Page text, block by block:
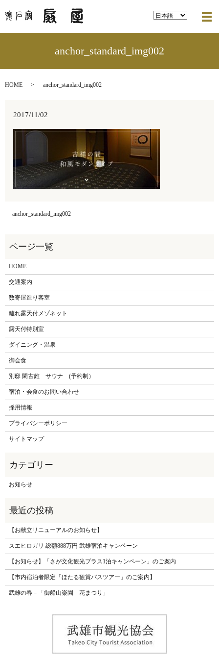
anchor_standard_img002
HOME anchor_standard_img002
2017/11/02
anchor_standard_img002
HOME
交通案内
数寄屋造り客室
離れ露天付メゾネット
露天付特別室
ダイニング・温泉
御会食
別邸 閑古錐 サウナ (予約制）
宿泊・会食のお問い合わせ
採用情報
プライバシーポリシー
サイトマップ
お知らせ
【お献立リニューアルのお知らせ】
スエヒロガリ 総額888万円 武雄宿泊キャンペーン
【お知らせ】「さが文化観光プラス1泊キャンペーン」のご案内
【市内宿泊者限定「ほたる観賞バスツアー」のご案内】
武雄の春－「御船山楽園 花まつり」